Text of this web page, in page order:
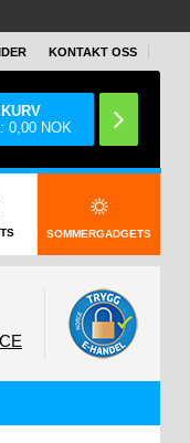
KONTAKT OSS
0,00 NOK
SOMMERGADGETS